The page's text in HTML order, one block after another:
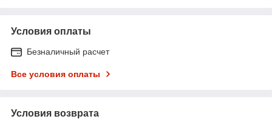
Условия оплаты
Безналичный расчет
Все условия оплаты
Условия возврата